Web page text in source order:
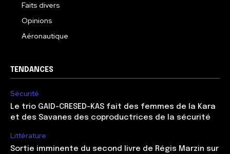
Faits divers
Opinions
Aéronautique
TENDANCES
Sécurité
Le trio GAID-CRESED-KAS fait des femmes de la Kara
et des Savanes des coproductrices de la sécurité
Littérature
Sortie imminente du second livre de Régis Marzin sur